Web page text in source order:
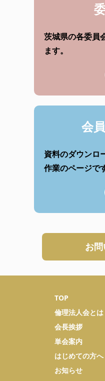
茨城県の各委員
ます。
会
資料のダウンロ
作業のページで
お
TOP
倫理法人会とは
会長挨拶
単会案内
はじめての方へ
お知らせ